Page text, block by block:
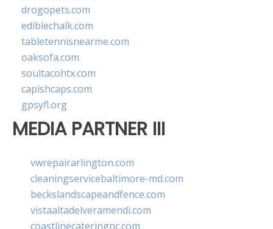
drogopets.com
ediblechalk.com
tabletennisnearme.com
oaksofa.com
soultacohtx.com
capishcaps.com
gpsyfl.org
MEDIA PARTNER III
vwrepairarlington.com
cleaningservicebaltimore-md.com
beckslandscapeandfence.com
vistaaltadelveramendi.com
coastlinecateringnc.com